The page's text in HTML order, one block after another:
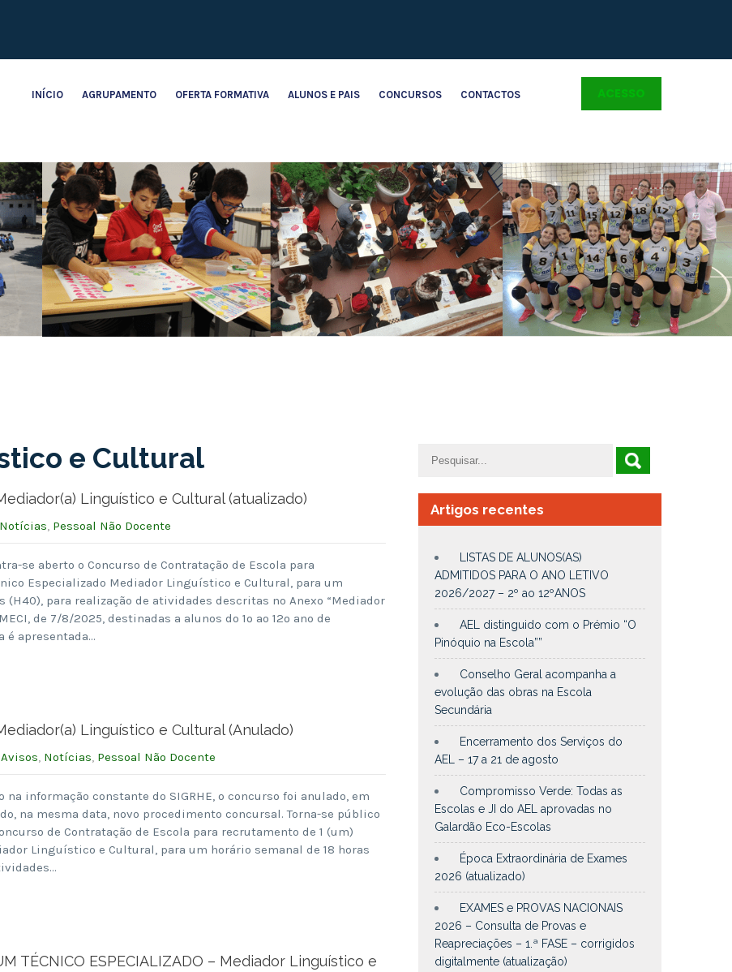
INÍCIO AGRUPAMENTO OFERTA FORMATIVA ALUNOS E PAIS CONCURSOS CONTACTOS ACESSO
e Cultural
Linguístico e Cultural (atualizado)
Notícias, Pessoal Não Docente
se aberto o Concurso de Contratação de Escola para
Especializado Mediador Linguístico e Cultural, para um
(H40), para realização de atividades descritas no Anexo “Mediador
de 7/8/2025, destinadas a alunos do 1º ao 12º ano de
é apresentada…
Linguístico e Cultural (Anulado)
Avisos, Notícias, Pessoal Não Docente
na informação constante do SIGRHE, o concurso foi anulado, em
na mesma data, novo procedimento concursal. Torna-se público
de Contratação de Escola para recrutamento de 1 (um)
Linguístico e Cultural, para um horário semanal de 18 horas
TÉCNICO ESPECIALIZADO – Mediador Linguístico e
Artigos recentes
LISTAS DE ALUNOS(AS)
ADMITIDOS PARA O ANO LETIVO
2026/2027 – 2º ao 12ºANOS
AEL distinguido com o Prémio “O
Pinóquio na Escola””
Conselho Geral acompanha a
evolução das obras na Escola
Secundária
Encerramento dos Serviços do
AEL – 17 a 21 de agosto
Compromisso Verde: Todas as
Escolas e JI do AEL aprovadas no
Galardão Eco-Escolas
Época Extraordinária de Exames
2026 (atualizado)
EXAMES e PROVAS NACIONAIS
2026 – Consulta de Provas e
Reapreciações – 1.ª FASE – corrigidos
digitalmente (atualização)